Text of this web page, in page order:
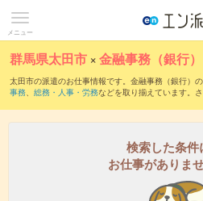
メニュー
群馬県太田市 ×金融事務（銀行）
太田市の派遣のお仕事情報です。金融事務（銀行）の
事務、 総務・人事・労務などを取り揃えています。さ
検索した条件
お仕事がありま